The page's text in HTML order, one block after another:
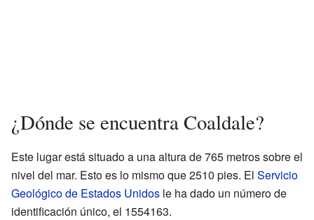
¿Dónde se encuentra Coaldale?
Este lugar está situado a una altura de 765 metros sobre el
nivel del mar. Esto es lo mismo que 2510 pies. El Servicio
Geológico de Estados Unidos le ha dado un número de
identificación único, el 1554163.